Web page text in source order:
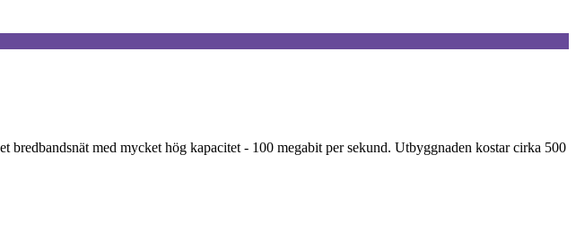
med mycket hög kapacitet - 100 megabit per sekund. Utbyggnaden kostar cirka 500